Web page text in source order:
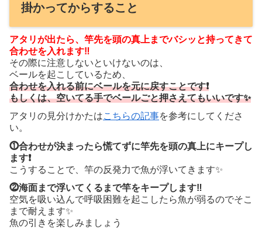
掛かってからすること
アタリが出たら、竿先を頭の真上までバシッと持ってきて
合わせを入れます‼️
その際に注意しないといけないのは、
ベールを起こしているため、
合わせを入れる前にベールを元に戻すことです❗️
もしくは、空いてる手でベールごと押さえてもいいです✨
アタリの見分けかたはこちらの記事を参考にしてくださ
い。
⓵合わせが決まったら慌てずに竿先を頭の真上にキープし
ます❗️
こうすることで、竿の反発力で魚が浮いてきます✨
⓶海面まで浮いてくるまで竿をキープします‼️
空気を吸い込んで呼吸困難を起こしたら魚が弱るのでそこ
まで耐えます✨
魚の引きを楽しみましょう